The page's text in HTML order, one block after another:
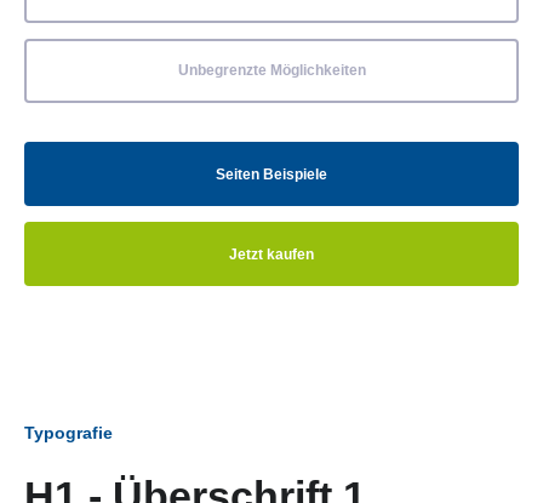
Unbegrenzte Möglichkeiten
Seiten Beispiele
Jetzt kaufen
Typografie